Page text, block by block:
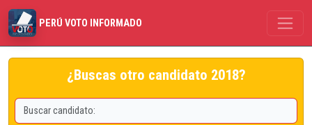
PERÚ VOTO INFORMADO
¿Buscas otro candidato 2018?